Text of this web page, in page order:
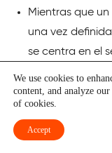
Mientras que
una vez
se centra en el
dividir las
Inicialmente, el
We use cookies to
content, and analyze
of cookies.
Accept